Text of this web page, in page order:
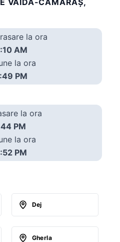
la ora
AM
la ora
PM
la ora
PM
la ora
PM
Dej
Gherla